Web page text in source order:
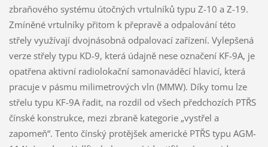
zbraňového systému útočných vrtulníků typu Z-10 a Z-19.
Zmíněné vrtulníky přitom k přepravě a odpalování této
střely využívají dvojnásobná odpalovací zařízení. Vylepšená
verze střely typu KD-9, která údajně nese označení KF-9A, je
opatřena aktivní radiolokační samonaváděcí hlavicí, která
pracuje v pásmu milimetrových vln (MMW). Díky tomu lze
střelu typu KF-9A řadit, na rozdíl od všech předchozích PTŘS
čínské konstrukce, mezi zbraně kategorie „vystřel a
zapomeň“. Tento čínský protějšek americké PTŘS typu AGM-